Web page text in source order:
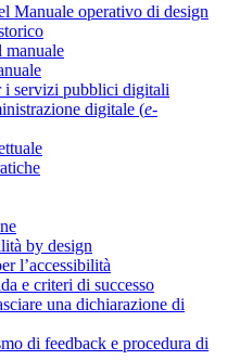
Manuale operativo di design
manuale
i servizi pubblici digitali
digitale (e-
by design
l’accessibilità
e criteri di successo
una dichiarazione di
di feedback e procedura di